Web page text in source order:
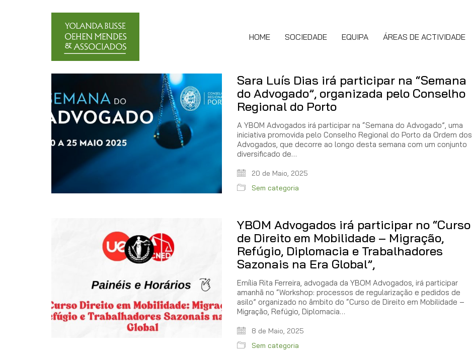
HOME SOCIEDADE EQUIPA ÁREAS DE ACTIVIDADE
Sara Luís Dias irá participar na “Semana
do Advogado”, organizada pelo Conselho
Regional do Porto
A YBOM Advogados irá participar na “Semana do Advogado”, uma
iniciativa promovida pelo Conselho Regional do Porto da Ordem dos
Advogados, que decorre ao longo desta semana com um conjunto
diversificado de…
20 de Maio, 2025
Sem categoria
YBOM Advogados irá participar no “Curso
de Direito em Mobilidade – Migração,
Refúgio, Diplomacia e Trabalhadores
Sazonais na Era Global”,
Emília Rita Ferreira, advogada da YBOM Advogados, irá participar
amanhã no “Workshop: processos de regularização e pedidos de
asilo” organizado no âmbito do “Curso de Direito em Mobilidade –
Migração, Refúgio, Diplomacia…
8 de Maio, 2025
Sem categoria